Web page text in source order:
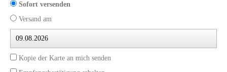
Sofort versenden
Versand am
Kopie der Karte an mich senden